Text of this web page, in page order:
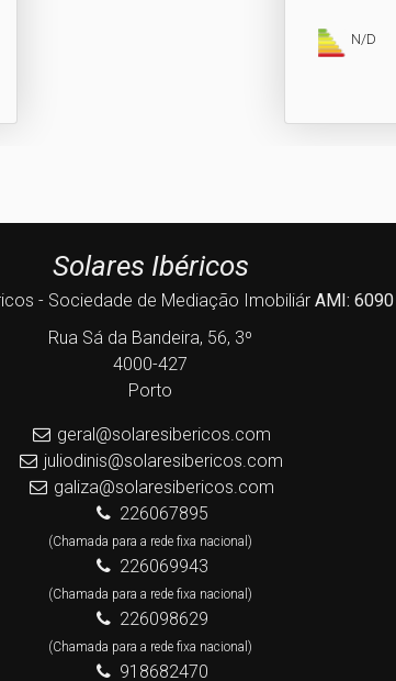
N/D
Solares Ibéricos
- Sociedade de Mediação Imobiliár AMI: 6090
Rua Sá da Bandeira, 56, 3º
4000-427
Porto
geral@solaresibericos.com
juliodinis@solaresibericos.com
galiza@solaresibericos.com
226067895
(Chamada para a rede fixa nacional)
226069943
(Chamada para a rede fixa nacional)
226098629
(Chamada para a rede fixa nacional)
918682470